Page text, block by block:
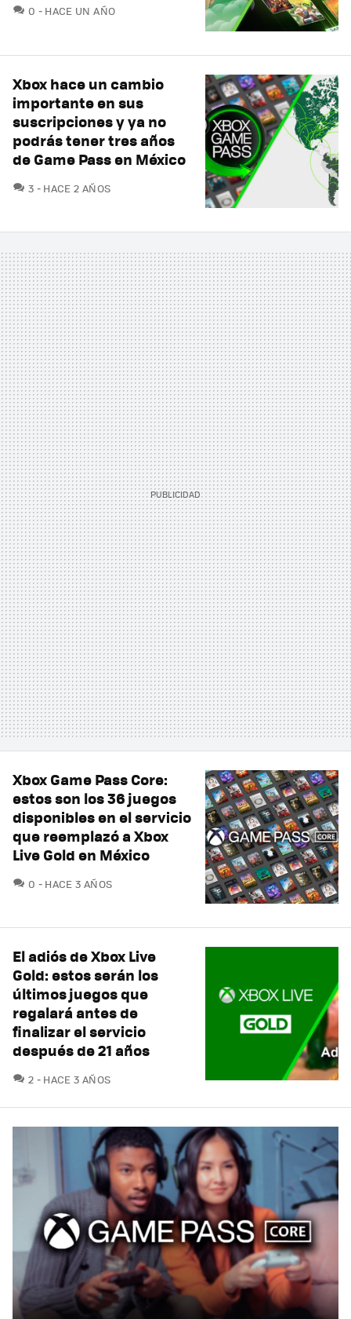
0 COMENTARIOS
HACE UN AÑO
Xbox hace un cambio
importante en sus
suscripciones y ya no
podrás tener tres años
de Game Pass en México
3 COMENTARIOS
HACE 2 AÑOS
Xbox Game Pass Core:
estos son los 36 juegos
disponibles en el servicio
que reemplazó a Xbox
Live Gold en México
0 COMENTARIOS
HACE 3 AÑOS
El adiós de Xbox Live
Gold: estos serán los
últimos juegos que
regalará antes de
finalizar el servicio
después de 21 años
2 COMENTARIOS
HACE 3 AÑOS